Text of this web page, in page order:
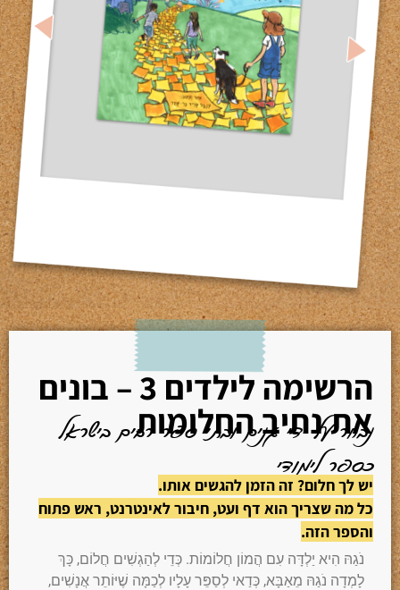
הרשימה לילדים 3 – בונים
את נתיב החלומות
נבחר על ידי גנים ובתי ספר רבים בישראל
כספר לימודי
יש לך חלום? זה הזמן להגשים אותו.
כל מה שצריך הוא דף ועט, חיבור לאינטרנט, ראש פתוח
והספר הזה.
נֹגַהּ הִיא יַלְדָּה עִם הֲמוֹן חֲלוֹמוֹת. כְּדֵי לְהַגְשִׁים חֲלוֹם, כָּךְ
לָמְדָה נֹגַהּ מֵאַבָּא, כְּדַאי לְסַפֵּר עָלָיו לְכַמָּה שֶׁיּוֹתֵר אֲנָשִׁים,